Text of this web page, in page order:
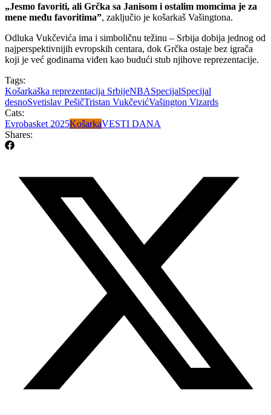
„Jesmo favoriti, ali Grčka sa Janisom i ostalim momcima je za
mene među favoritima”, zaključio je košarkaš Vašingtona.
Odluka Vukčevića ima i simboličnu težinu – Srbija dobija jednog od
najperspektivnijih evropskih centara, dok Grčka ostaje bez igrača
koji je već godinama viđen kao budući stub njihove reprezentacije.
Tags:
Košarkaška reprezentacija SrbijeNBASpecijalSpecijal
desnoSvetislav PešičTristan VukčevićVašington Vizards
Cats:
Evrobasket 2025KošarkaVESTI DANA
Shares: